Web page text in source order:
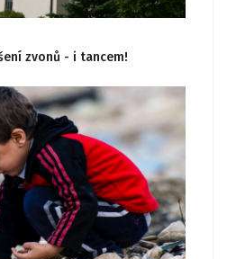
zvonů - i tancem!